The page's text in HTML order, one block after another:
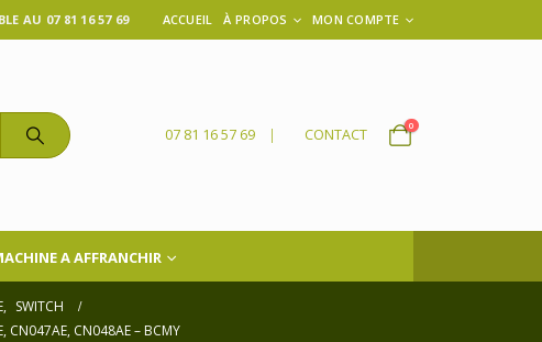
AU 07 81 16 57 69 ACCUEIL À PROPOS MON COMPTE
07 81 16 57 69 | CONTACT 0
A AFFRANCHIR
, SWITCH
CN047AE, CN048AE – BCMY